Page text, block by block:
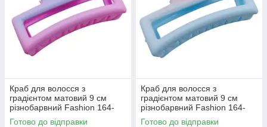
Краб для волосся з
градієнтом матовий 9 см
різнобарвний Fashion 164-
818-4
Готово до відправки
Краб для волосся з
градієнтом матовий 9 см
різнобарвний Fashion 164-
818-3
Готово до відправки